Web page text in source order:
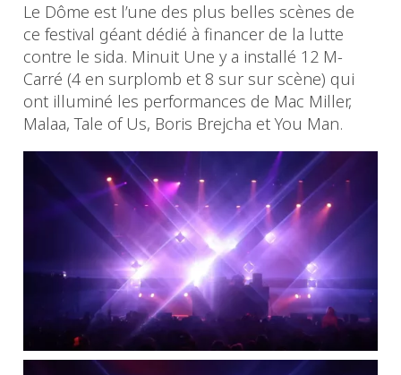
Le Dôme est l’une des plus belles scènes de
ce festival géant dédié à financer de la lutte
contre le sida. Minuit Une y a installé 12 M-
Carré (4 en surplomb et 8 sur sur scène) qui
ont illuminé les performances de Mac Miller,
Malaa, Tale of Us, Boris Brejcha et You Man.